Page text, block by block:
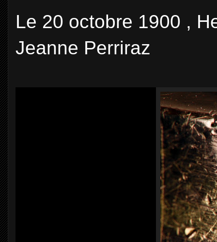
Le 20 octobre 1900 ,
Jeanne Perriraz